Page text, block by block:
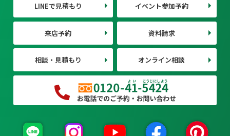
LINEで見積もり イベント参加予約
来店予約 資料請求
相談・見積もり オンライン相談